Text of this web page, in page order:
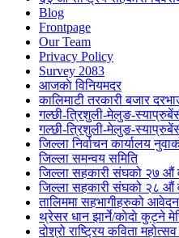
Blog
Frontpage
Our Team
Privacy Policy
Survey 2083
आजकाे विनियमदर
कालिमाटी तरकारी बजार
गल्छी-त्रिशुली-मेलुङ-
गल्छी-त्रिशुली-मेलुङ-
जिल्ला निर्वाचन कार्यालय
जिल्ला समन्वय समिति
जिल्ला सहकारी संघको २७ औं
जिल्ला सहकारी संघको २८ औं
तालिममा सहभागीहरुको
थ्रेसर धान झार्ने/काेदाे कुट्ने
दोश्रो राष्ट्रिय कविता